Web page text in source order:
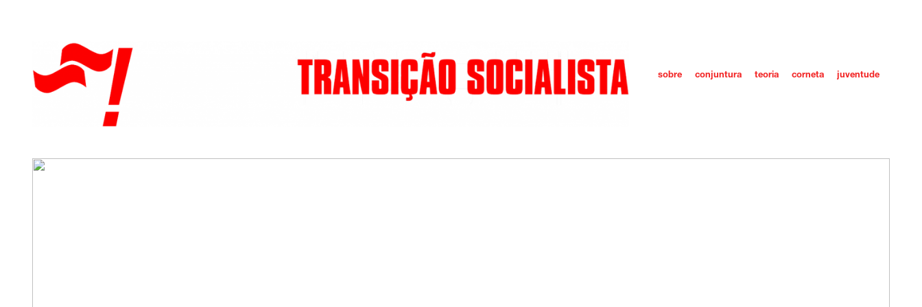
sobre conjuntura teoria corneta juventude